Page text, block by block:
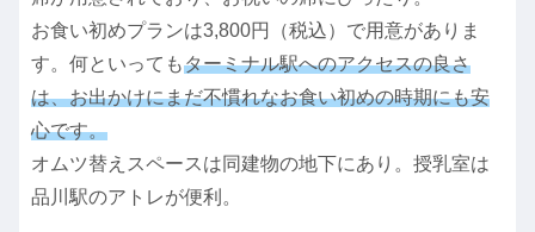
お食い初めプランは3,800円（税込）で用意がありま
す。何といってもターミナル駅へのアクセスの良さ
は、お出かけにまだ不慣れなお食い初めの時期にも安
心です。
オムツ替えスペースは同建物の地下にあり。授乳室は
品川駅のアトレが便利。